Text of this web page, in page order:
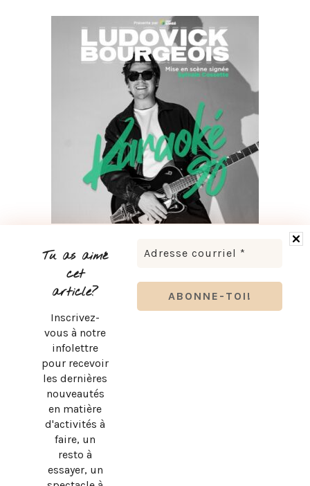
Tu as aimé
cet
article?
Inscrivez-
vous à notre
infolettre
pour recevoir
les dernières
nouveautés
en matière
d'activités à
faire, un
resto à
essayer, un